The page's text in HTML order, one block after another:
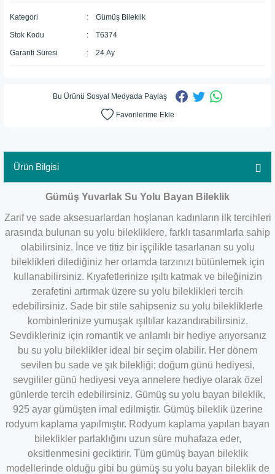
Kategori Gümüş Bileklik
Stok Kodu T6374
Garanti Süresi 24 Ay
Bu Ürünü Sosyal Medyada Paylaş
Ürün Bilgisi
Gümüş Yuvarlak Su Yolu Bayan Bileklik
Zarif ve sade aksesuarlardan hoşlanan kadınların ilk tercihleri
arasında bulunan su yolu bilekliklere, farklı tasarımlarla sahip
olabilirsiniz. İnce ve titiz bir işçilikle tasarlanan su yolu
bileklikleri dilediğiniz her ortamda tarzınızı bütünlemek için
kullanabilirsiniz. Kıyafetlerinize ışıltı katmak ve bileğinizin
zerafetini artırmak üzere su yolu bileklikleri tercih
edebilirsiniz. Sade bir stile sahipseniz su yolu bilekliklerle
kombinlerinize yumuşak ışıltılar kazandırabilirsiniz.
Sevdikleriniz için romantik ve anlamlı bir hediye arıyorsanız
bu su yolu bileklikler ideal bir seçim olabilir. Her dönem
sevilen bu sade ve şık bilekliği; doğum günü hediyesi,
sevgililer günü hediyesi veya annelere hediye olarak özel
günlerde tercih edebilirsiniz. Gümüş su yolu bayan bileklik,
925 ayar gümüşten imal edilmiştir. Gümüş bileklik üzerine
rodyum kaplama yapılmıştır. Rodyum kaplama yapılan bayan
bileklikler parlaklığını uzun süre muhafaza eder,
oksitlenmesini geciktirir. Tüm gümüş bayan bileklik
modellerinde olduğu gibi bu gümüş su yolu bayan bileklik de